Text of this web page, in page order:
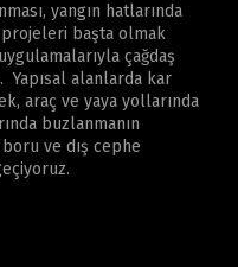
yangın hatlarında
başta olmak
çağdaş
alanlarda kar
araç ve yaya yollarında
buzlanmanın
ve dış cephe